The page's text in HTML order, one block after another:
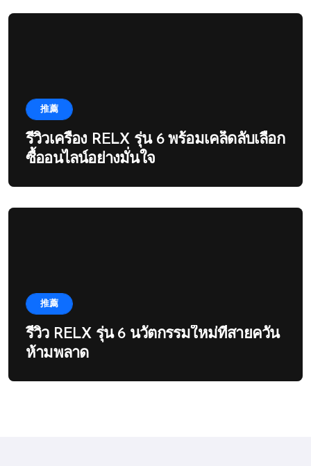
推薦
รีวิวเครื่อง RELX รุ่น 6 พร้อมเคล็ดลับเลือก
ซื้ออนไลน์อย่างมั่นใจ
推薦
รีวิว RELX รุ่น 6 นวัตกรรมใหม่ที่สายควัน
ห้ามพลาด